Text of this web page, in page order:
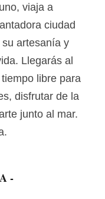
viaja a
ciudad
artesanía y
Llegarás al
libre para
disfrutar de la
junto al mar.
-